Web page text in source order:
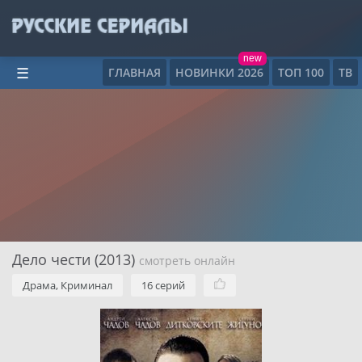
ГЛАВНАЯ НОВИНКИ 2026
new
ТОП 100 ТВ
☰
Дело чести (2013) смотреть онлайн
Драма, Криминал 16 серий